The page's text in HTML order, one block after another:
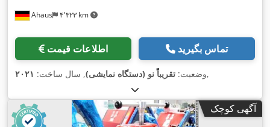
Ahaus ۴٬۳۲۳ km
اطلاعات قیمت تماس بگیرید
وضعیت: تقریباً نو (دستگاه نمایشی), سال ساخت: ۲۰۲۱ ,
آگهی کوچک